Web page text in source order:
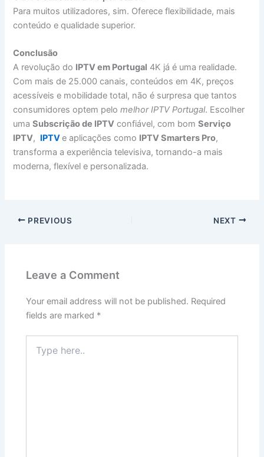
Para muitos utilizadores, sim. Oferece flexibilidade, mais
conteúdo e qualidade superior.
Conclusão
A revolução do IPTV em Portugal 4K já é uma realidade.
Com mais de 25.000 canais, conteúdos em 4K, preços
acessíveis e mobilidade total, não é surpresa que tantos
consumidores optem pelomelhor IPTV Portugal. Escolher
umaSubscrição de IPTV confiável, com bomServiço
IPTV, IPTVe aplicações como IPTV Smarters Pro,
transforma a experiência televisiva, tornando-a mais
moderna, flexível e personalizada.
PREVIOUS NEXT
Leave a Comment
Your email address will not be published. Required
fields are marked *
here..